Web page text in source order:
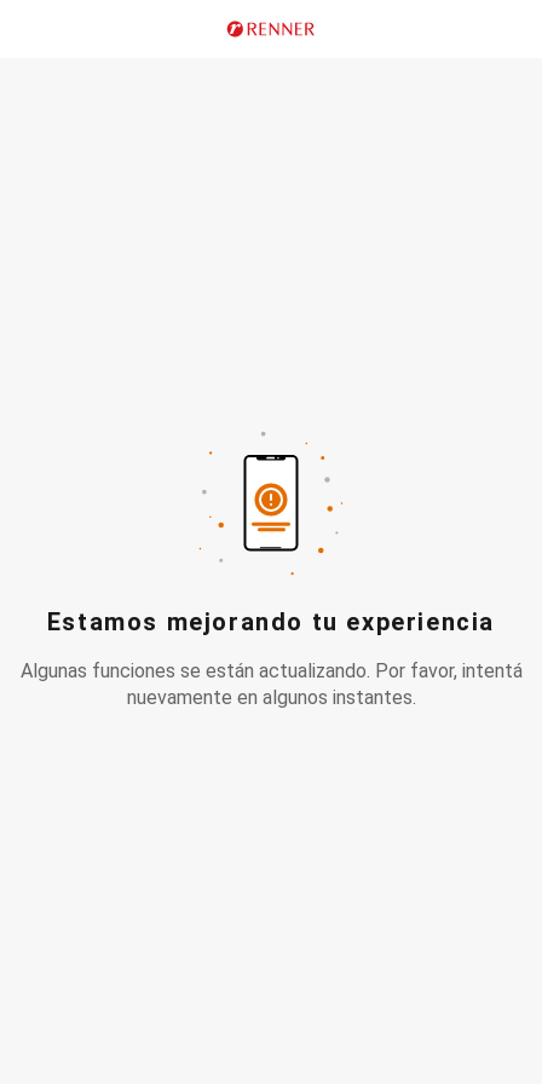
Estamos mejorando tu experiencia
Algunas funciones se están actualizando. Por favor, intentá
nuevamente en algunos instantes.